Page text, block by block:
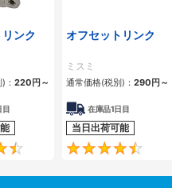
ンク
： 220 円 ～
目
4.5
オフセットリンク
ミスミ
通常価格(税別)： 290 円 ～
在庫品1日目
当日出荷可能